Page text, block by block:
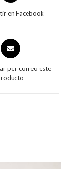
en Facebook
por correo este